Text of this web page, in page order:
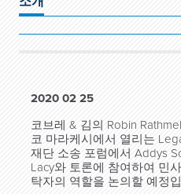
2020 02 25
코브레 & 김의 Robin
코 마라케시에서 열리는
재단 소송 포럼에서 Addys
Lacy와 토론에 참여하여 민
탁자의 역할을 논의할 예정